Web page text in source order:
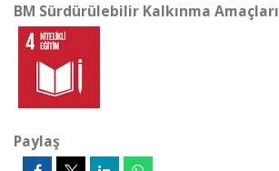
BM Sürdürülebilir Kalkınma Amaçları
Paylaş